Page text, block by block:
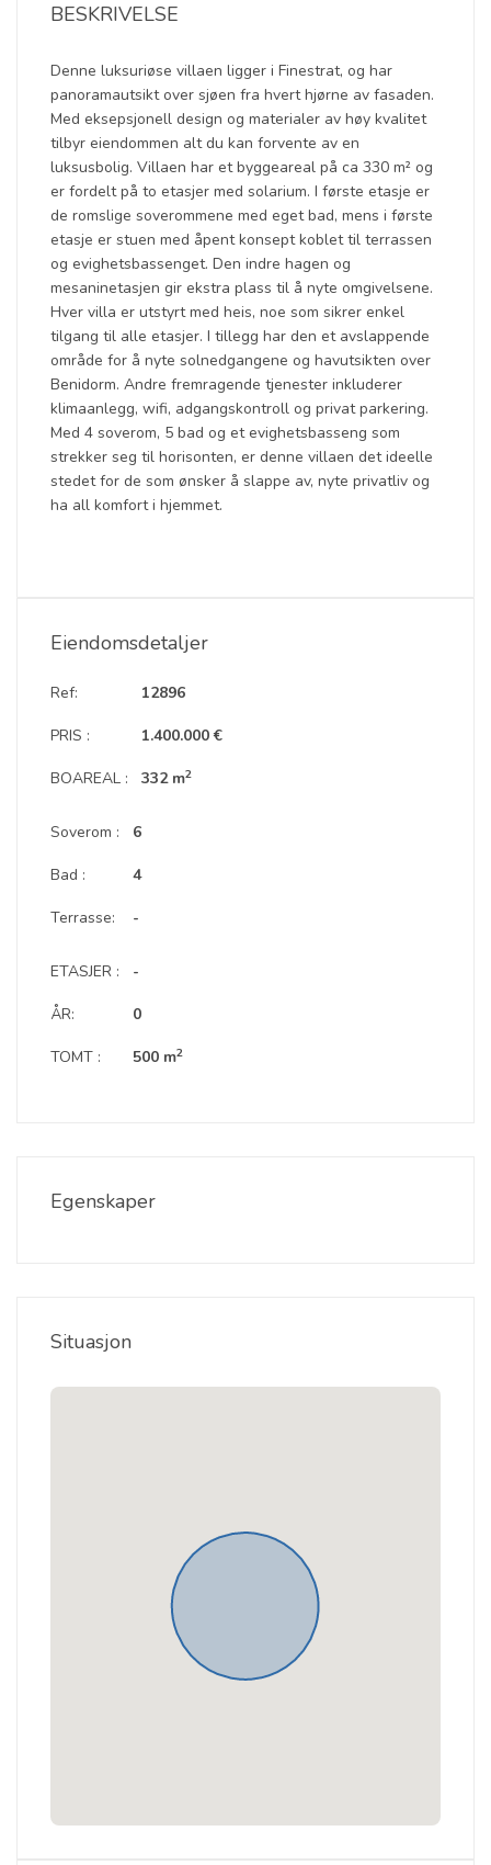
BESKRIVELSE
Denne luksuriøse villaen ligger i Finestrat, og har
panoramautsikt over sjøen fra hvert hjørne av fasaden.
Med eksepsjonell design og materialer av høy kvalitet
tilbyr eiendommen alt du kan forvente av en
luksusbolig. Villaen har et byggeareal på ca 330 m² og
er fordelt på to etasjer med solarium. I første etasje er
de romslige soverommene med eget bad, mens i første
etasje er stuen med åpent konsept koblet til terrassen
og evighetsbassenget. Den indre hagen og
mesaninetasjen gir ekstra plass til å nyte omgivelsene.
Hver villa er utstyrt med heis, noe som sikrer enkel
tilgang til alle etasjer. I tillegg har den et avslappende
område for å nyte solnedgangene og havutsikten over
Benidorm. Andre fremragende tjenester inkluderer
klimaanlegg, wifi, adgangskontroll og privat parkering.
Med 4 soverom, 5 bad og et evighetsbasseng som
strekker seg til horisonten, er denne villaen det ideelle
stedet for de som ønsker å slappe av, nyte privatliv og
ha all komfort i hjemmet.
Eiendomsdetaljer
Ref:
PRIS :
BOAREAL :
12896
1.400.000 €
332 m2
Soverom :
Bad :
Terrasse:
6
4
-
ETASJER :
ÅR:
TOMT :
-
0
500 m2
Egenskaper
Situasjon